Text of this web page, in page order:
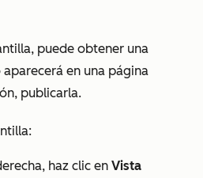
puede obtener una
en una página
publicarla.
haz clic en Vista